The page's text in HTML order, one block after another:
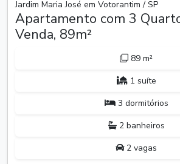
Jardim Maria José em Votorantim / SP
Apartamento com 3
Venda, 89m²
89 m²
1 suíte
3 dormitórios
2 banheiros
2 vagas